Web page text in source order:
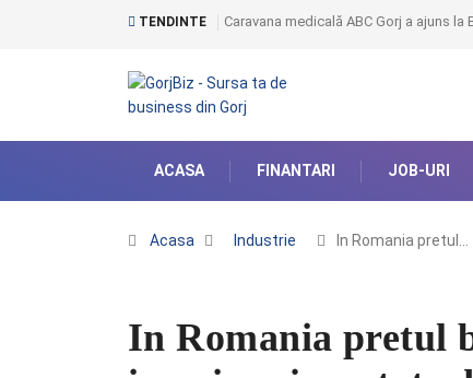
TENDINTE Caravana medicală ABC Gorj a ajuns
ACASA FINANTARI JOB-URI
Acasa Industrie In Romania pretul…
In Romania pretul